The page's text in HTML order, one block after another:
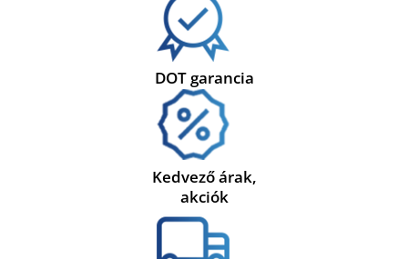
DOT garancia
Kedvező árak,
akciók